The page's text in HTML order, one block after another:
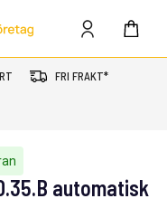
FRI FRAKT*
automatisk